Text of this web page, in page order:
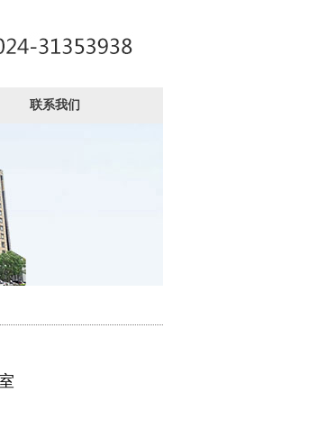
联系我们